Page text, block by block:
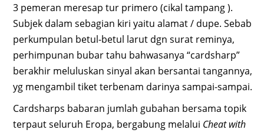
3 pemeran meresap tur primero (cikal tampang ).
Subjek dalam sebagian kiri yaitu alamat / dupe. Sebab
perkumpulan betul-betul larut dgn surat reminya,
perhimpunan bubar tahu bahwasanya “cardsharp”
berakhir meluluskan sinyal akan bersantai tangannya,
yg mengambil tiket terbenam darinya sampai-sampai.
Cardsharps babaran jumlah gubahan bersama topik
terpaut seluruh Eropa, bergabung melalui Cheat with